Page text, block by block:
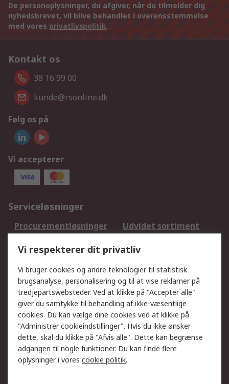
De personoplysninger, du afgiver, når du tilmelder dig
nyhedsbrevet, vil blive behandlet i overensstemmelse
med vores privatlivspolitik.
Kontakt os
38 16 99 00
kunde@rsonline.dk
Følg os på
Vi accepterer
Serviceløsninger
Procurementløsninger
Udvidet sortiment
DesignSpark
Teknisk Support
Dit lokale salgsteam
Eksportløsninger
Support
Få hjælp
Returnering
Levering
Spor min ordre
Fakturakopi
Betalingsmuligheder
Fordele med Mit RS
Okdo
Vi respekterer dit privatliv
Vi bruger cookies og andre teknologier til statistisk
brugsanalyse, personalisering og til at vise reklamer på
tredjepartswebsteder. Ved at klikke på "Accepter alle"
giver du samtykke til behandling af ikke-væsentlige
cookies. Du kan vælge dine cookies ved at klikke på
"Administrer cookieindstillinger". Hvis du ikke ønsker
dette, skal du klikke på "Afvis alle". Dette kan begrænse
adgangen til nogle funktioner. Du kan finde flere
oplysninger i vores cookie politik.